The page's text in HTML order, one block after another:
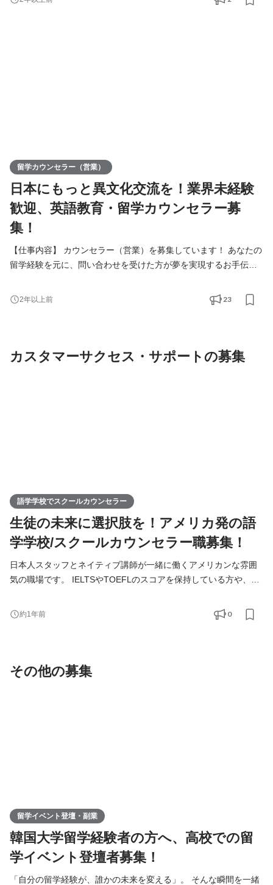
高校生が大半。 そんな高校生に海外留学の素晴らしさを伝え、
留学カウンセラー（営業）
日本にもっと異文化交流を！業界未経験
歓迎、英語教育・留学カウンセラー募
集！
【仕事内容】 カウンセラー（営業）を募集しています！ あなたの
留学経験を元に、問い合わせを受けた方が夢を実現するお手伝い
話し、その方の留学を実現するのが役割となります。 ＜具体的に
2年以上前 23
カスタマーサクセス・サポートの募集
語学学校でスクールカウンセラー
生徒の未来に選択肢を！アメリカ発の語
学学校/スクールカウンセラー職募集！
日本人スタッフとネイティブ講師が一緒に働くアメリカンな雰囲
気の職場です。 IELTSやTOEFLのスコアを保持している方や、留
きスタッフとして ・入学希望者への学校説明 ・入学希望者へのカ
ウンセリング ・学校の生徒さんへのサポート ・メール、電話対応
約1年前 0
その他の募集
留学イベント登壇・副業
韓国大学留学経験者の方へ、高校での留
学イベント登壇者募集！
「自分の留学経験が、誰かの未来を変える」。 そんな瞬間を一緒